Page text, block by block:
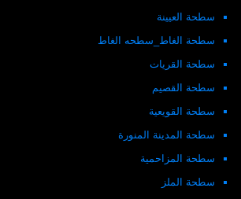
سطحة العيينة
سطحة الغاط_سطحه الغاط
سطحة القريات
سطحة القصيم
سطحة القويعية
سطحة المدينة المنورة
سطحة المزاحمية
سطحة الملز